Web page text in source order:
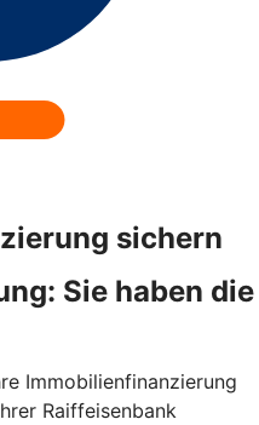
sichern
Sie haben die
Immobilienfinanzierung
Raiffeisenbank